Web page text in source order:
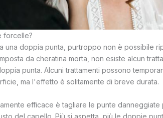
forcelle?
una doppia punta, purtroppo non è possibile
da cheratina morta, non esiste alcun
punta. Alcuni trattamenti possono
ma l'effetto è solitamente di breve durata.
efficace è tagliare le punte
del capello. Più si aspetta, più le doppie